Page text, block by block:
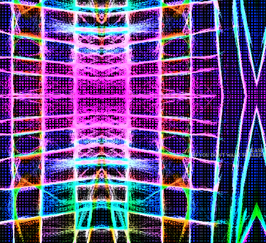
知
知
知
知
知
知
知
知
知
知